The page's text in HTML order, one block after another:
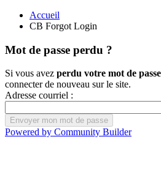
Accueil
CB Forgot Login
Mot de passe perdu ?
Si vous avez perdu votre mot de passe
connecter de nouveau sur le site.
Adresse courriel :
Powered by Community Builder